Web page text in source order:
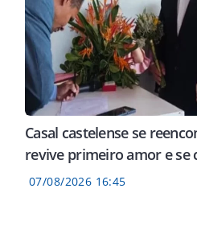
Casal castelense se
revive primeiro amor e se
07/08/2026 16:45